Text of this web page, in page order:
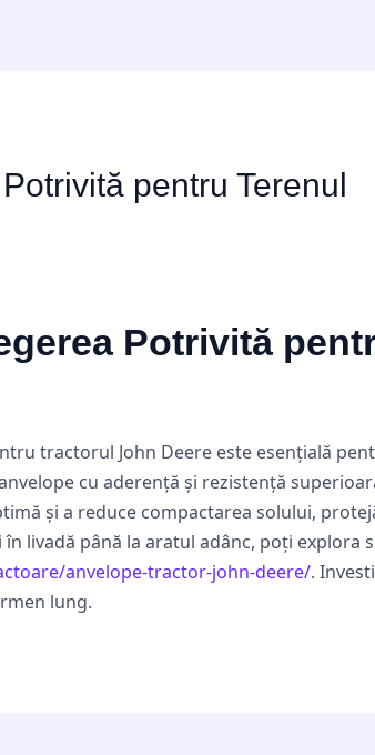
pentru Terenul
Potrivită
tractorul John Deere este esențială
cu aderență și rezistență
și a reduce compactarea solului,
livadă până la aratul adânc, poți explora
anvelope-tractor-john-deere/.
lung.